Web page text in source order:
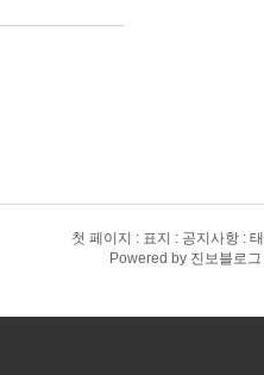
첫 페이지 표지 공지사항
Powered by 진보블로그